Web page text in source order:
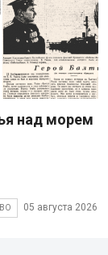
над морем
05 августа 2026